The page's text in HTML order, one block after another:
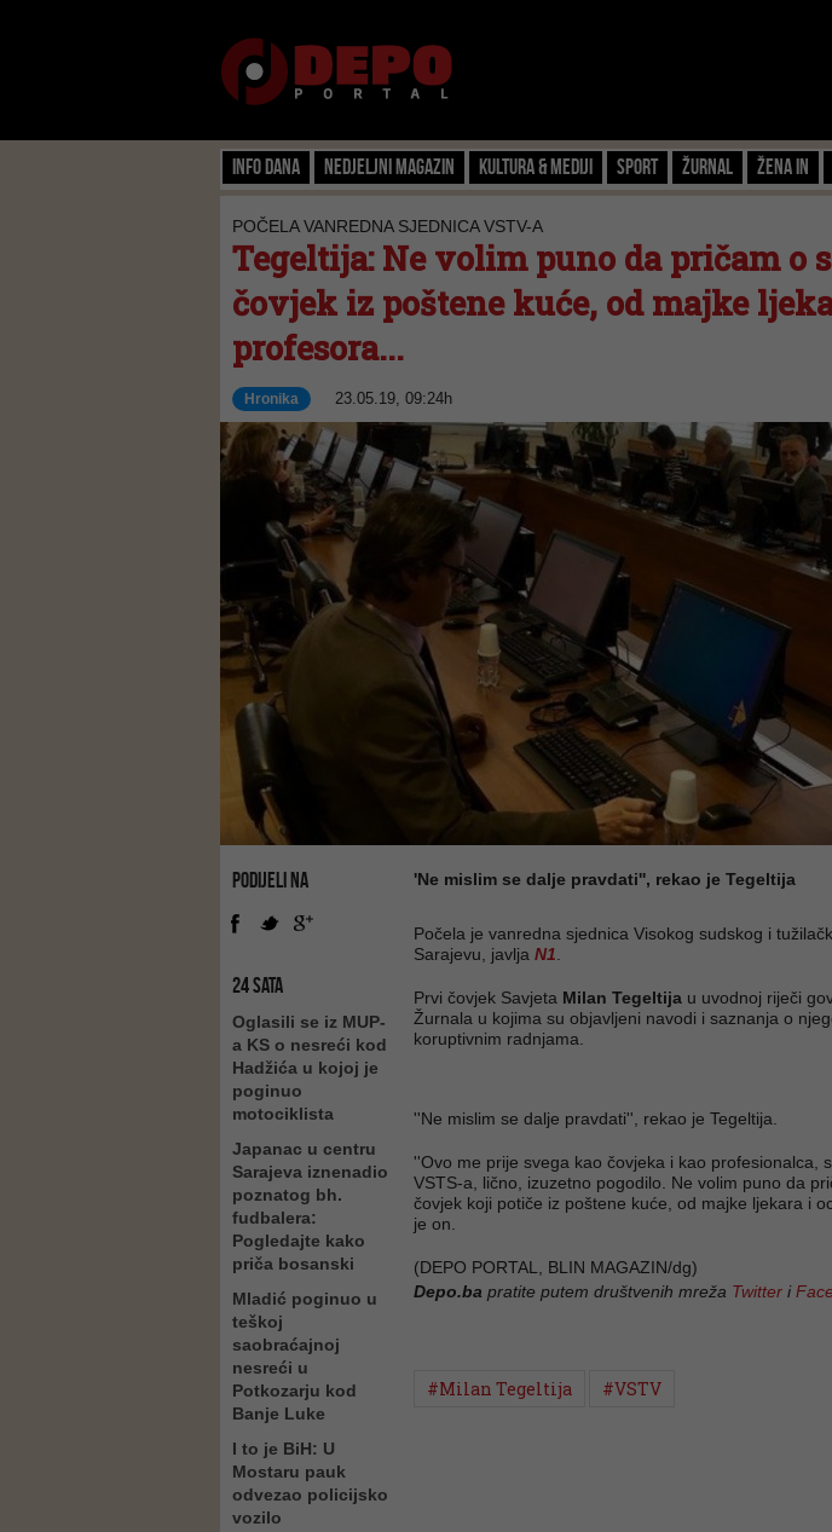
Info dana Nedjeljni magazin Kultura & Mediji Sport Žurnal Žena IN
POČELA VANREDNA SJEDNICA VSTV-A
Tegeltija: Ne volim puno da pričam o
čovjek iz poštene kuće, od majke
profesora...
Hronika 23.05.19, 09:24h
PODIJELI NA
24 SATA
Oglasili se iz MUP-
a KS o nesreći kod
Hadžića u kojoj je
poginuo
motociklista
Japanac u centru
Sarajeva iznenadio
poznatog bh.
fudbalera:
Pogledajte kako
priča bosanski
Mladić poginuo u
teškoj
saobraćajnoj
nesreći u
Potkozarju kod
Banje Luke
I to je BiH: U
Mostaru pauk
odvezao policijsko
vozilo
'Ne mislim se dalje pravdati'', rekao je Tegeltija
Počela je vanredna sjednica Visokog sudskog i
Sarajevu, javlja N1
Prvi čovjek Savjeta Milan Tegeltija u uvodnoj riječi
Žurnala u kojima su objavljeni navodi i saznanja o
koruptivnim radnjama.
''Ne mislim se dalje pravdati'', rekao je Tegeltija.
''Ovo me prije svega kao čovjeka i kao profesionalca,
VSTS-a, lično, izuzetno pogodilo. Ne volim puno da
čovjek koji potiče iz poštene kuće, od majke ljekara i
je on.
(DEPO PORTAL, BLIN MAGAZIN/dg)
Depo.ba pratite putem društvenih mreža Twitter i
#Milan Tegeltija #VSTV